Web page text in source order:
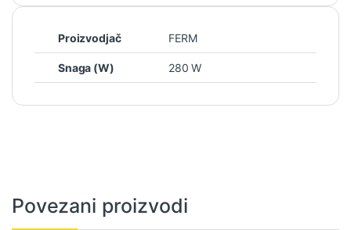
Proizvodjač FERM
Snaga (W) 280 W
Povezani proizvodi